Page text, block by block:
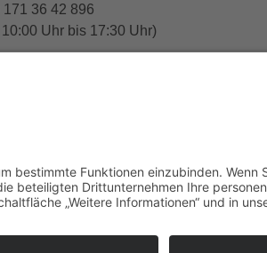
171 36 42 896
Uhr bis 17:30 Uhr)